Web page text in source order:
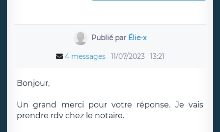
Publié par Élie-x
4 messages 11/07/2023 13:21
Bonjour,
Un grand merci pour votre réponse. Je vais
prendre rdv chez le notaire.